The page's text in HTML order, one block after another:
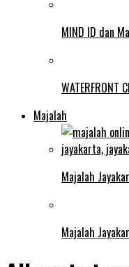
MIND ID dan
WATERFRONT
Majalah
Majalah
Majalah